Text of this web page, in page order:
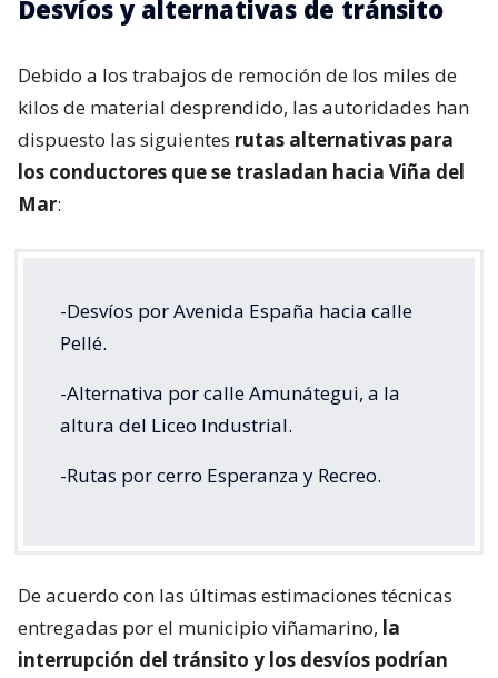
Desvíos y alternativas de tránsito
Debido a los trabajos de remoción de los miles de
kilos de material desprendido, las autoridades han
dispuesto las siguientes rutas alternativas para
los conductores que se trasladan hacia Viña del
Mar:
-Desvíos por Avenida España hacia calle
Pellé.
-Alternativa por calle Amunátegui, a la
altura del Liceo Industrial.
-Rutas por cerro Esperanza y Recreo.
De acuerdo con las últimas estimaciones técnicas
entregadas por el municipio viñamarino, la
interrupción del tránsito y los desvíos podrían